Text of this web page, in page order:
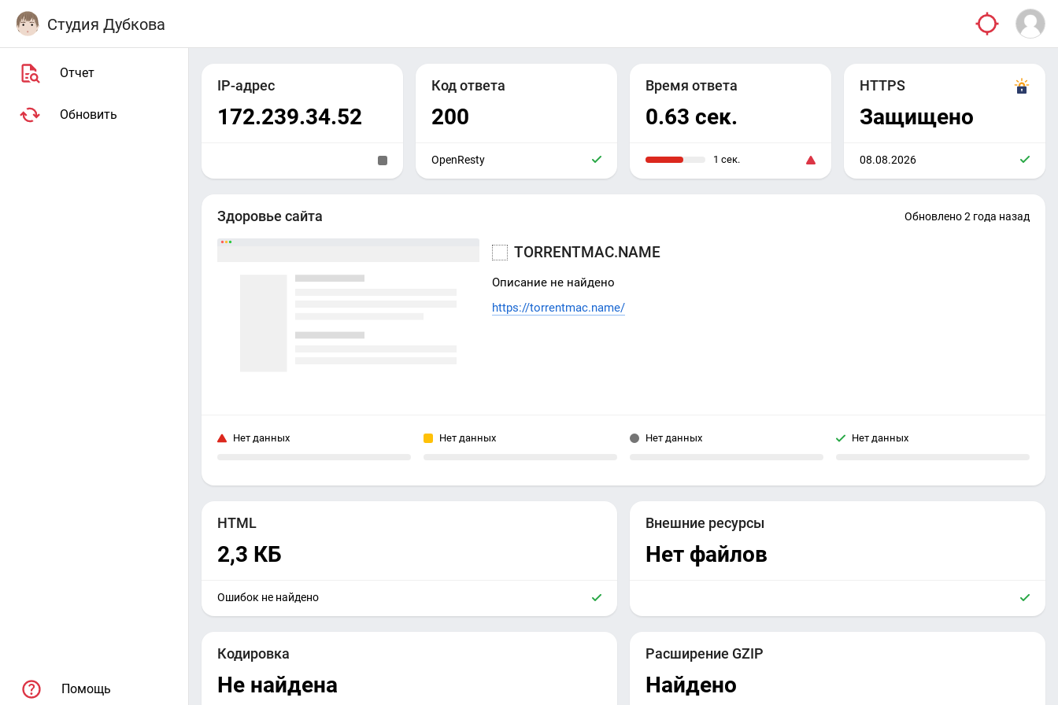
Студия Дубкова
Отчет
Обновить
Помощь
IP-адрес
172.239.34.52
Код ответа
200
OpenResty
Время ответа
0.63 сек.
1 сек.
HTTPS
Защищено
08.08.2026
Здоровье сайта Обновлено 2 года назад
TORRENTMAC.NAME
Описание не найдено
https://torrentmac.name/
Нет данных Нет данных Нет данных Нет данных
HTML
2,3 КБ
Ошибок не найдено
Внешние ресурсы
Нет файлов
Кодировка
Не найдена
Расширение GZIP
Найдено